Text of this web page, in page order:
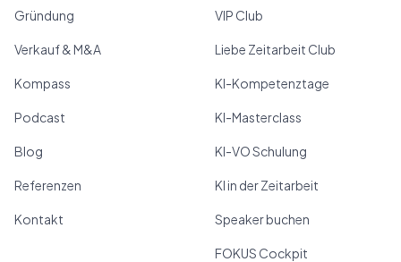
Gründung
Verkauf & M&A
Kompass
Podcast
Blog
Referenzen
Kontakt
VIP Club
Liebe Zeitarbeit Club
KI-Kompetenztage
KI-Masterclass
KI-VO Schulung
KI in der Zeitarbeit
Speaker buchen
FOKUS Cockpit